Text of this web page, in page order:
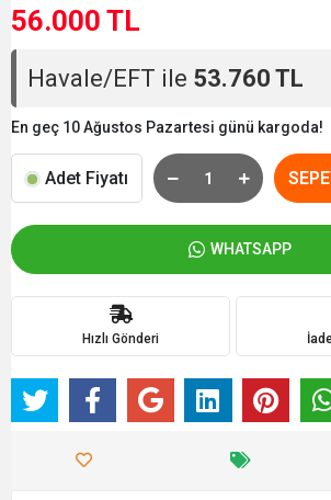
56.000 TL
Havale/EFT ile 53.760 TL
En geç 10 Ağustos Pazartesi günü kargoda!
Adet Fiyatı
WHATSAPP
Hızlı Gönderi